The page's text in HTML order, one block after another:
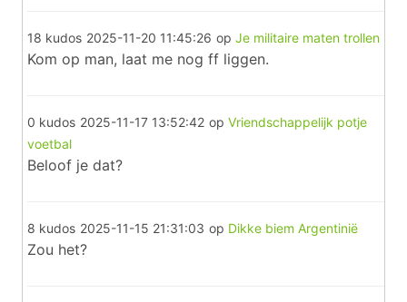
18 kudos 2025-11-20 11:45:26 op Je militaire maten trollen
Kom op man, laat me nog ff liggen.
0 kudos 2025-11-17 13:52:42 op Vriendschappelijk potje
voetbal
Beloof je dat?
8 kudos 2025-11-15 21:31:03 op Dikke biem Argentinië
Zou het?